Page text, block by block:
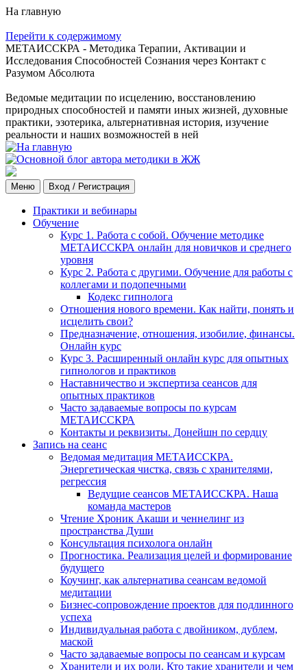
На главную
Перейти к содержимому
МЕТАИССКРА - Методика Терапии, Активации и
Исследования Способностей Сознания через Контакт с
Разумом Абсолюта
Ведомые медитации по исцелению, восстановлению
природных способностей и памяти иных жизней, духовные
практики, эзотерика, альтернативная история, изучение
реальности и наших возможностей в ней
Меню Вход / Регистрация
Практики и вебинары
Обучение
Курс 1. Работа с собой. Обучение методике
МЕТАИССКРА онлайн для новичков и среднего
уровня
Курс 2. Работа с другими. Обучение для работы с
коллегами и подопечными
Кодекс гипнолога
Отношения нового времени. Как найти, понять и
исцелить свои?
Предназначение, отношения, изобилие, финансы.
Онлайн курс
Курс 3. Расширенный онлайн курс для опытных
гипнологов и практиков
Наставничество и экспертиза сеансов для
опытных практиков
Часто задаваемые вопросы по курсам
МЕТАИССКРА
Контакты и реквизиты. Донейшн по сердцу
Запись на сеанс
Ведомая медитация МЕТАИССКРА.
Энергетическая чистка, связь с хранителями,
регрессия
Ведущие сеансов МЕТАИССКРА. Наша
команда мастеров
Чтение Хроник Акаши и ченнелинг из
пространства Души
Консультация психолога онлайн
Прогностика. Реализация целей и формирование
будущего
Коучинг, как альтернатива сеансам ведомой
медитации
Бизнес-сопровождение проектов для подлинного
успеха
Индивидуальная работа с двойником, дублем,
маской
Часто задаваемые вопросы по сеансам и курсам
Хранители и их роли. Кто такие хранители и чем